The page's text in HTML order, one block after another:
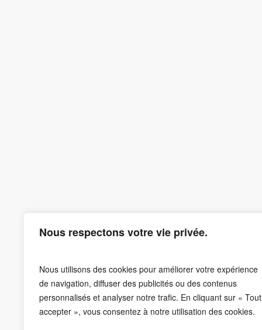
Nous respectons votre vie privée.
Nous utilisons des cookies pour améliorer votre expérience
de navigation, diffuser des publicités ou des contenus
personnalisés et analyser notre trafic. En cliquant sur « Tout
accepter », vous consentez à notre utilisation des cookies.